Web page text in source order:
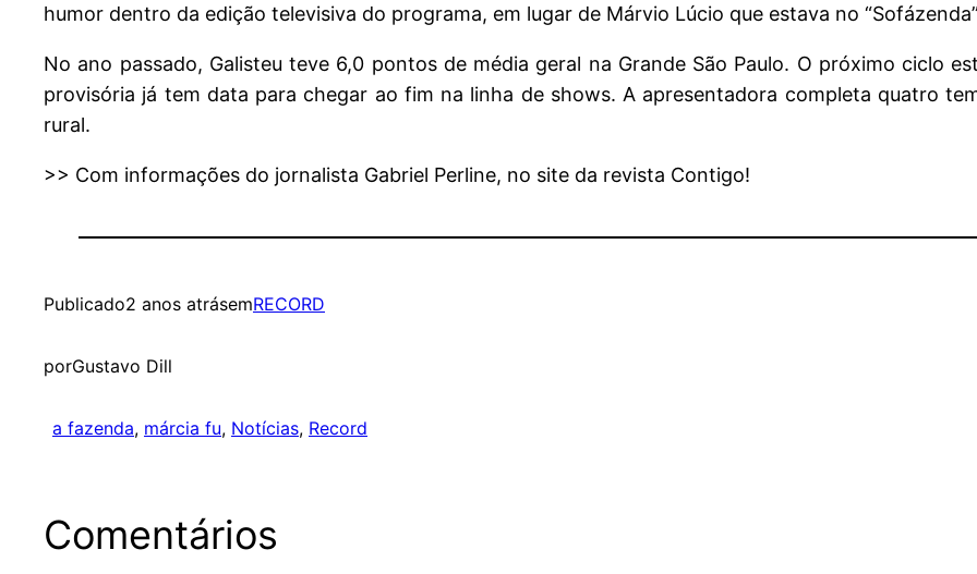
humor dentro da edição televisiva do programa, em lugar de Márvio Lúcio que estava no
No ano passado, Galisteu teve 6,0 pontos de média geral na Grande São Paulo. O próximo ciclo
provisória já tem data para chegar ao fim na linha de shows. A apresentadora completa quatro
rural.
>> Com informações do jornalista Gabriel Perline, no site da revista Contigo!
Publicado2 anos atrásemRECORD
porGustavo Dill
a fazenda, márcia fu, Notícias, Record
Comentários